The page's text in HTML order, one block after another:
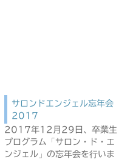
サロンドエンジェル忘年会
2017
2017年12月29日、卒業生
プログラム「サロン・ド・エ
ンジェル」の忘年会を行いま